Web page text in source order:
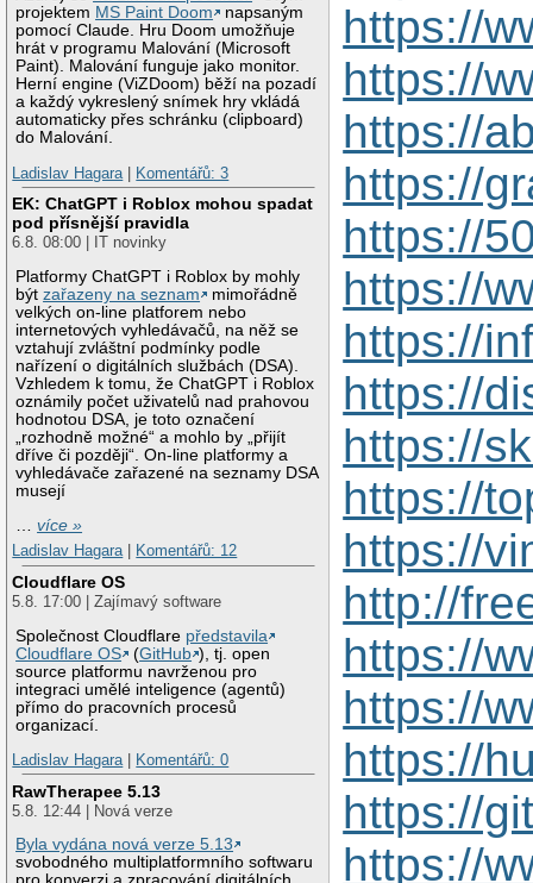
projektem MS Paint Doom
napsaným
pomocí Claude. Hru Doom umožňuje
hrát v programu Malování (Microsoft
Paint). Malování funguje jako monitor.
Herní engine (ViZDoom) běží na pozadí
a každý vykreslený snímek hry vkládá
automaticky přes schránku (clipboard)
do Malování.
Ladislav Hagara
Komentářů: 3
EK: ChatGPT i Roblox mohou spadat
pod přísnější pravidla
6.8. 08:00 | IT novinky
Platformy ChatGPT i Roblox by mohly
býtzařazeny na seznam
mimořádně
velkých on-line platforem nebo
internetových vyhledávačů, na něž se
vztahují zvláštní podmínky podle
nařízení o digitálních službách (DSA).
Vzhledem k tomu, že ChatGPT i Roblox
oznámily počet uživatelů nad prahovou
hodnotou DSA, je toto označení
„rozhodně možné“ a mohlo by „přijít
dříve či později“. On-line platformy a
vyhledávače zařazené na seznamy DSA
musejí
…více »
Ladislav Hagara| Komentářů: 12
Cloudflare OS
5.8. 17:00 | Zajímavý software
Společnost Cloudflare představila
Cloudflare OS
(GitHub ), tj. open
source platformu navrženou pro
integraci umělé inteligence (agentů)
přímo do pracovních procesů
organizací.
Ladislav Hagara| Komentářů: 0
RawTherapee 5.13
5.8. 12:44 | Nová verze
Byla vydána nová verze 5.13
svobodného multiplatformního softwaru
https://
https://
https://
https://
https://
https://
https://
https://
https://
https://
https://
http://
https://
https://
https://
https://
https://